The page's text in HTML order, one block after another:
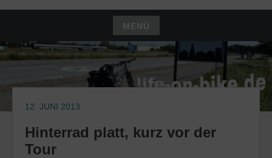
MENÜ
Zum
Inhalt
12. JUNI 2013
Hinterrad platt, kurz vor der
Tour